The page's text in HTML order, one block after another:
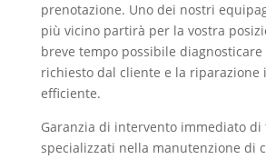
prenotazione. Uno dei nostri
più vicino partirà per la vostra
breve tempo possibile
richiesto dal cliente e la riparazione
efficiente.
Garanzia di intervento immediato di
specializzati nella manutenzione di